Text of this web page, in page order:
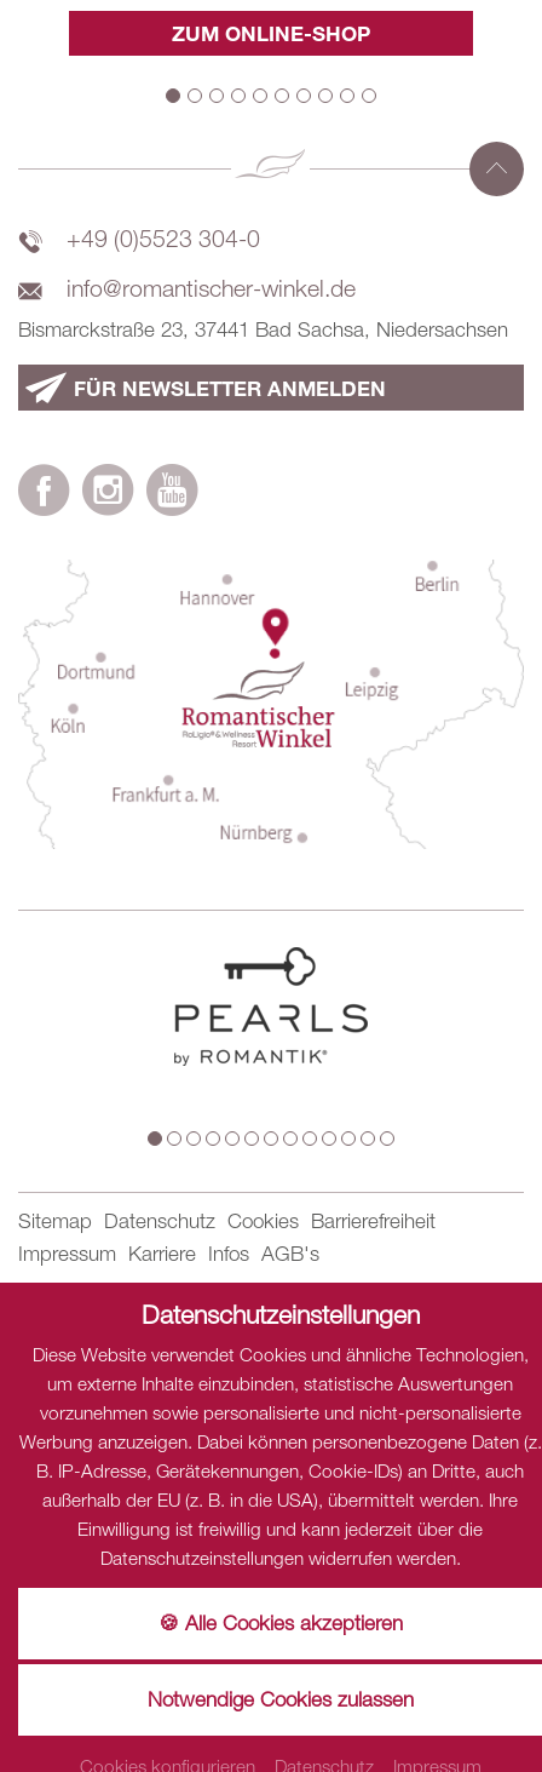
Datenschutzeinstellungen
Diese Website verwendet Cookies und ähnliche Technologien,
um externe Inhalte einzubinden, statistische Auswertungen
vorzunehmen sowie personalisierte und nicht-personalisierte
Werbung anzuzeigen. Dabei können personenbezogene Daten (z.
B. IP-Adresse, Gerätekennungen, Cookie-IDs) an Dritte, auch
außerhalb der EU (z. B. in die USA), übermittelt werden. Ihre
Einwilligung ist freiwillig und kann jederzeit über die
Datenschutzeinstellungen widerrufen werden.
🍪 Alle Cookies akzeptieren
Notwendige Cookies zulassen
Cookies konfigurieren Datenschutz Impressum
ZUM ONLINE-SHOP
+49 (0)5523 304-0
info@romantischer-winkel.de
Bismarckstraße 23, 37441 Bad Sachsa, Niedersachsen
FÜR NEWSLETTER ANMELDEN
Sitemap Datenschutz Cookies Barrierefreiheit
Impressum Karriere Infos AGB's
Dieser Inhalt ist nur sichtbar wenn Sie Cookies von "THE
HOTELS NETWORK" akzeptieren.
Akzeptieren Einstellungen
Datenschutz
Dieser Inhalt ist nur sichtbar wenn Sie Cookies von
"Dialogshift GmbH" akzeptieren.
AkzeptierenEinstellungen